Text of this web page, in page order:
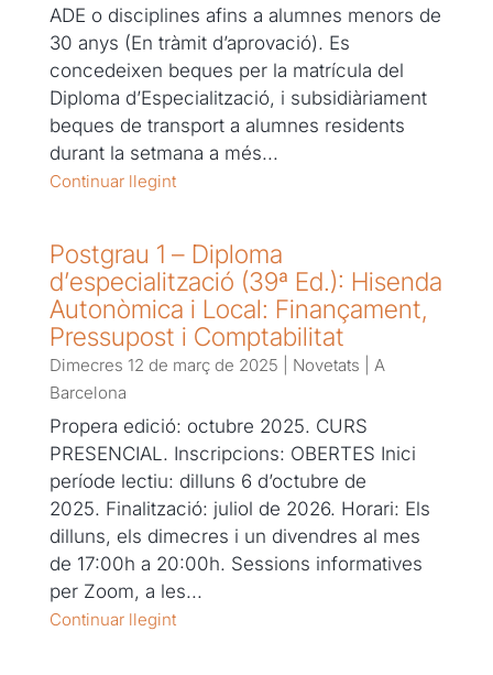
ADE o disciplines afins a alumnes menors de
30 anys (En tràmit d’aprovació). Es
concedeixen beques per la matrícula del
Diploma d’Especialització, i subsidiàriament
beques de transport a alumnes residents
durant la setmana a més...
Continuar llegint
Postgrau 1 – Diploma
d’especialització (39ª Ed.): Hisenda
Autonòmica i Local: Finançament,
Pressupost i Comptabilitat
Dimecres 12 de març de 2025 Novetats
A
Barcelona
Propera edició: octubre 2025. CURS
PRESENCIAL. Inscripcions: OBERTES Inici
període lectiu: dilluns 6 d’octubre de
2025. Finalització: juliol de 2026. Horari: Els
dilluns, els dimecres i un divendres al mes
de 17:00h a 20:00h. Sessions informatives
per Zoom, a les...
Continuar llegint